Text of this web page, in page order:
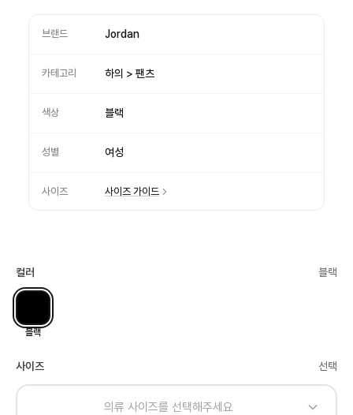
브랜드 Jordan
카테고리 하의 > 팬츠
색상 블랙
성별 여성
사이즈 사이즈 가이드
컬러 블랙
블랙
사이즈 선택
의류 사이즈를 선택해주세요